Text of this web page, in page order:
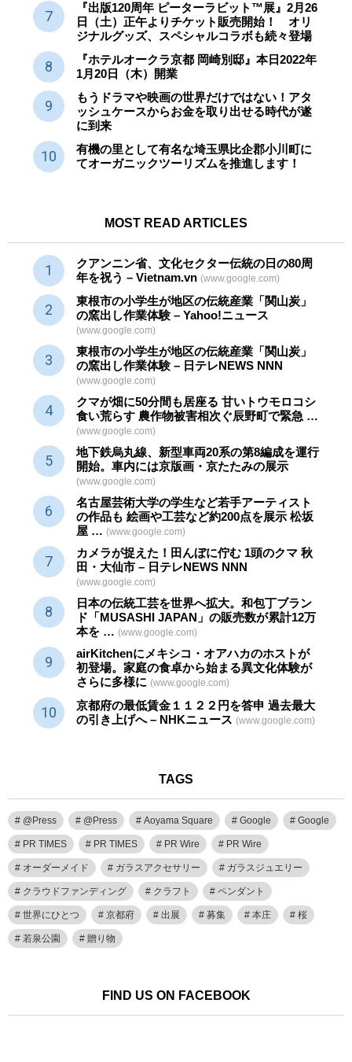
『出版120周年 ピーターラビット™展』2月26
日（土）正午よりチケット販売開始！ オリ
ジナルグッズ、スペシャルコラボも続々登場
『ホテルオークラ京都 岡崎別邸』本日2022年
1月20日（木）開業
もうドラマや映画の世界だけではない！アタ
ッシュケースからお金を取り出せる時代が遂
に到来
有機の里として有名な埼玉県比企郡小川町に
てオーガニックツーリズムを推進します！
MOST READ ARTICLES
クアンニン省、文化セクター伝統の日の80周
年を祝う – Vietnam.vn (www.google.com)
東根市の小学生が地区の伝統産業 「関山炭」
の窯出し作業体験 – Yahoo!ニュース
(www.google.com)
東根市の小学生が地区の伝統産業 「関山炭」
の窯出し作業体験 – 日テレNEWS NNN
(www.google.com)
クマが畑に50分間も居座る 甘いトウモロコシ
食い荒らす 農作物被害相次ぐ辰野町で緊急 …
(www.google.com)
地下鉄烏丸線、新型車両20系の第8編成を運行
開始。車内には京版画・京たたみの展示
(www.google.com)
名古屋芸術大学の学生など若手アーティスト
の作品も 絵画や工芸など約200点を展示 松坂
屋 … (www.google.com)
カメラが捉えた！田んぼに佇む 1頭のクマ 秋
田・大仙市 – 日テレNEWS NNN
(www.google.com)
日本の伝統工芸を世界へ拡大。和包丁ブラン
ド「MUSASHI JAPAN」の販売数が累計12万
本を … (www.google.com)
airKitchenにメキシコ・オアハカのホストが
初登場。家庭の食卓から始まる異文化体験が
さらに多様に (www.google.com)
京都府の最低賃金１１２２円を答申 過去最大
の引き上げへ – NHKニュース (www.google.com)
TAGS
@Press @Press Aoyama Square Google Google
PR TIMES PR TIMES PR Wire PR Wire
オーダーメイド ガラスアクセサリー ガラスジュエリー
クラウドファンディング クラフト ペンダント
世界にひとつ 京都府 出展 募集 本庄 桜
若泉公園 贈り物
FIND US ON FACEBOOK